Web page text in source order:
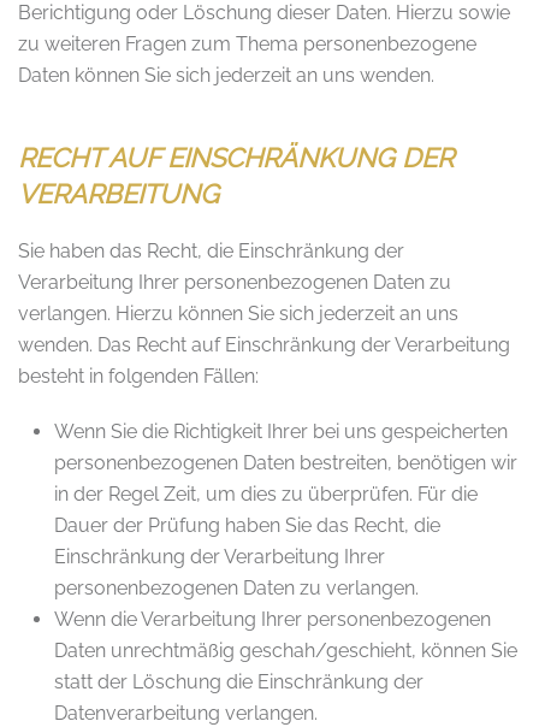
Berichtigung oder Löschung dieser Daten. Hierzu sowie
zu weiteren Fragen zum Thema personenbezogene
Daten können Sie sich jederzeit an uns wenden.
RECHT AUF EINSCHRÄNKUNG DER
VERARBEITUNG
Sie haben das Recht, die Einschränkung der
Verarbeitung Ihrer personenbezogenen Daten zu
verlangen. Hierzu können Sie sich jederzeit an uns
wenden. Das Recht auf Einschränkung der Verarbeitung
besteht in folgenden Fällen:
Wenn Sie die Richtigkeit Ihrer bei uns gespeicherten
personenbezogenen Daten bestreiten, benötigen wir
in der Regel Zeit, um dies zu überprüfen. Für die
Dauer der Prüfung haben Sie das Recht, die
Einschränkung der Verarbeitung Ihrer
personenbezogenen Daten zu verlangen.
Wenn die Verarbeitung Ihrer personenbezogenen
Daten unrechtmäßig geschah/geschieht, können Sie
statt der Löschung die Einschränkung der
Datenverarbeitung verlangen.